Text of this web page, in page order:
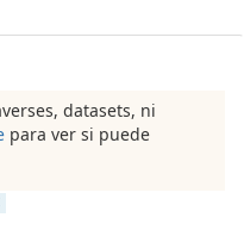
datasets, ni
para ver si puede